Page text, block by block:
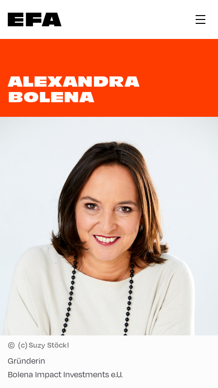
ALEXANDRA
BOLENA
© (c) Suzy Stöckl
Gründerin
Bolena Impact Investments e.U.